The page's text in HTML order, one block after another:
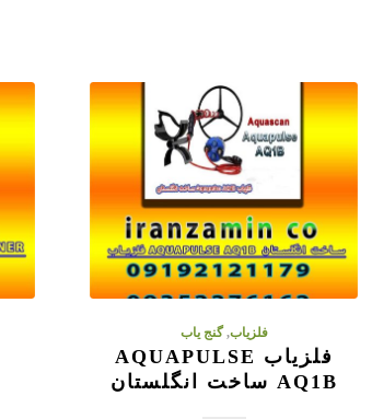
فلزیاب,گنج یاب
فلزیاب AQUAPULSE
AQ1B ساخت انگلستان